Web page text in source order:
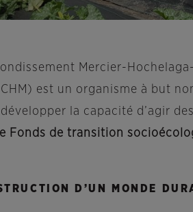
Mercier-
est un organisme à but
la capacité d’agir
Fonds de transition
D’UN MONDE